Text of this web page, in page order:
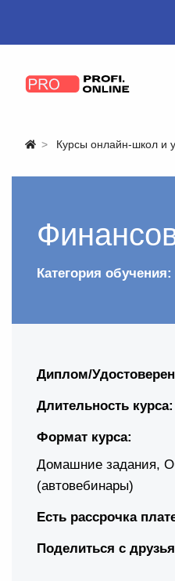
Курсы онлайн-школ и
Категория обучения:
Диплом/
Длительность курса:
Формат курса:
Домашние задания,
(автовебинары)
Есть рассрочка
Поделиться с